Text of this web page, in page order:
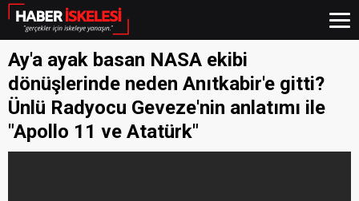
Ay'a ayak basan NASA ekibi
dönüşlerinde neden Anıtkabir'e gitti?
Ünlü Radyocu Geveze'nin anlatımı ile
"Apollo 11 ve Atatürk"